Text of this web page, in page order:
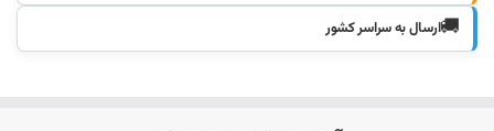
🚚ارسال به سراسر کشور